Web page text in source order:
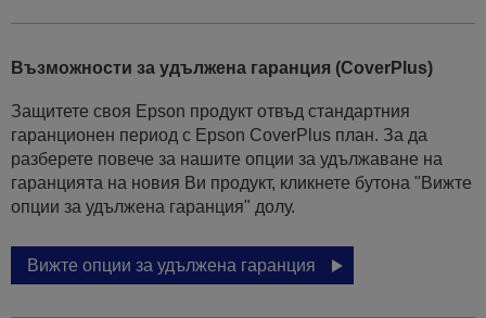
Възможности за удължена гаранция (CoverPlus)
Защитете своя Epson продукт отвъд стандартния
гаранционен период с Epson CoverPlus план. За да
разберете повече за нашите опции за удължаване на
гаранцията на новия Ви продукт, кликнете бутона "Вижте
опции за удължена гаранция" долу.
Вижте опции за удължена гаранция